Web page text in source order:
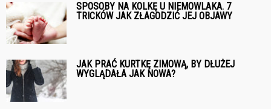
SPOSOBY NA KOLKĘ U NIEMOWLAKA. 7
TRICKÓW JAK ZŁAGODZIĆ JEJ OBJAWY
JAK PRAĆ KURTKĘ ZIMOWĄ, BY DŁUŻEJ
WYGLĄDAŁA JAK NOWA?